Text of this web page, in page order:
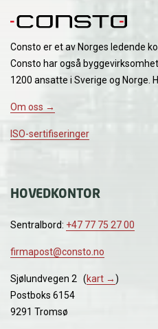
Consto er et av Norges ledende
Consto har også
1200 ansatte i Sverige og Norge.
Om oss →
ISO-sertifiseringer
HOVEDKONTOR
Sentralbord: +47 77 75 27 00
firmapost@consto.no
Sjølundvegen 2 (kart →)
Postboks 6154
9291 Tromsø